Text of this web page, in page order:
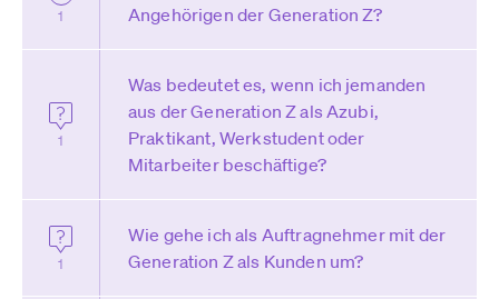
1
Angehörigen der Generation Z?
1
Was bedeutet es, wenn ich jemanden
aus der Generation Z als Azubi,
Praktikant, Werkstudent oder
Mitarbeiter beschäftige?
1
Wie gehe ich als Auftragnehmer mit der
Generation Z als Kunden um?